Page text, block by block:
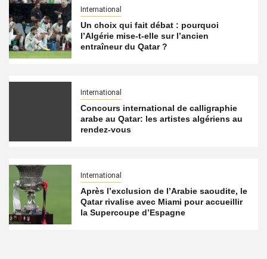
International
Un choix qui fait débat : pourquoi
l’Algérie mise-t-elle sur l’ancien
entraîneur du Qatar ?
International
Concours international de calligraphie
arabe au Qatar: les artistes algériens au
rendez-vous
International
Après l’exclusion de l’Arabie saoudite, le
Qatar rivalise avec Miami pour accueillir
la Supercoupe d’Espagne